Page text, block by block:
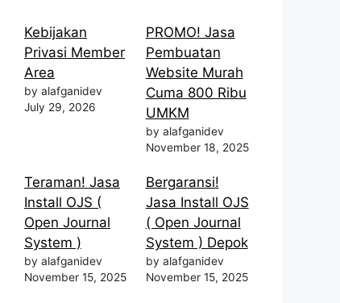
Kebijakan
Privasi Member
Area
by alafganidev
July 29, 2026
PROMO! Jasa
Pembuatan
Website Murah
Cuma 800 Ribu
UMKM
by alafganidev
November 18, 2025
Teraman! Jasa
Install OJS (
Open Journal
System )
by alafganidev
November 15, 2025
Bergaransi!
Jasa Install OJS
( Open Journal
System ) Depok
by alafganidev
November 15, 2025